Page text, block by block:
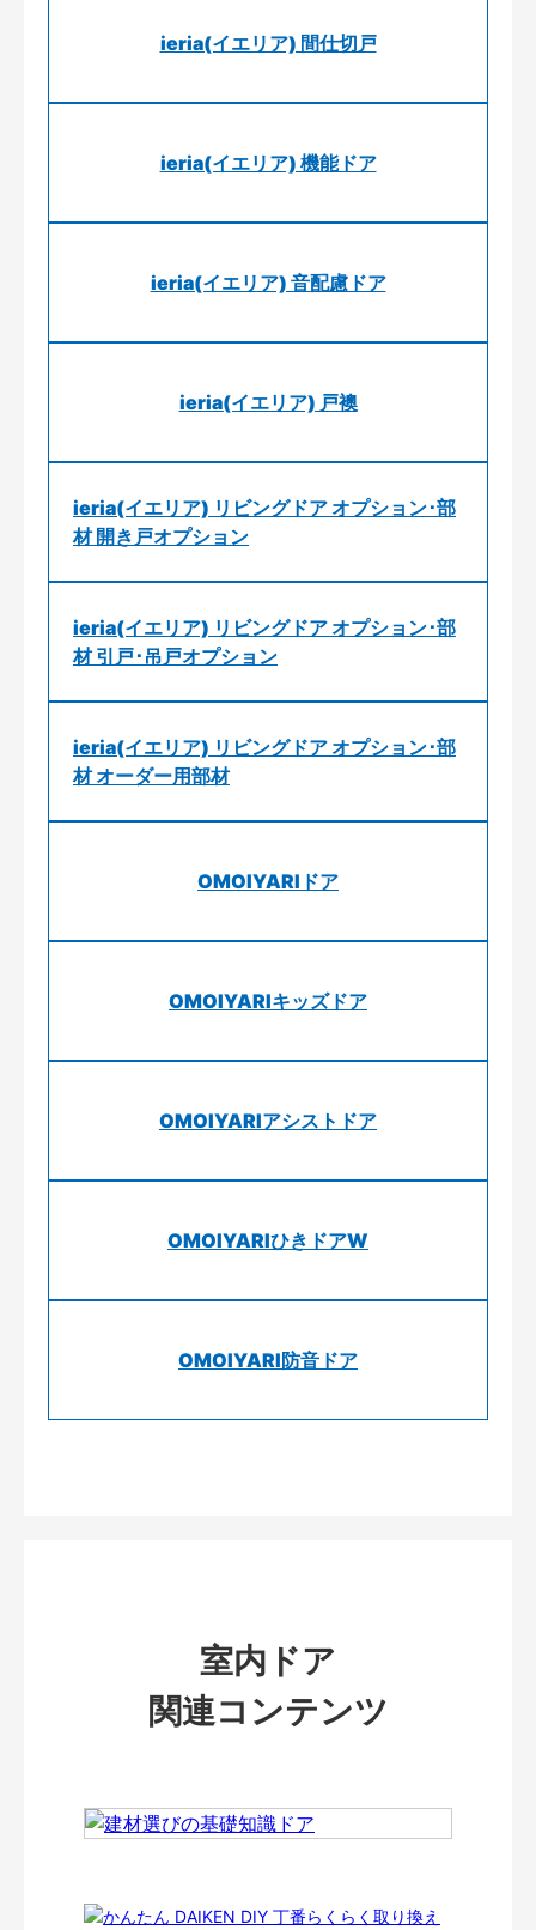
ieria(イエリア) 間仕切戸
ieria(イエリア) 機能ドア
ieria(イエリア) 音配慮ドア
ieria(イエリア) 戸襖
ieria(イエリア) リビングドア オプション･部
材 開き戸オプション
ieria(イエリア) リビングドア オプション･部
材 引戸･吊戸オプション
ieria(イエリア) リビングドア オプション･部
材 オーダー用部材
OMOIYARIドア
OMOIYARIキッズドア
OMOIYARIアシストドア
OMOIYARIひきドアW
OMOIYARI防音ドア
室内ドア
関連コンテンツ